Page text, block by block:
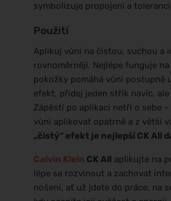
symbolizuje propojení a
Použití
Aplikuj vůni na čistou, suchou a
rovnoměrněji. Nejlépe funguje
pokožky pomáhá vůni postupně
efekt, přidej jeden střik navíc,
Zápěstí po aplikaci netři o sebe
vůni aplikovat opatrně a z větší
„čistý“ efekt je nejlepší CK All
Calvin Klein CK All aplikujte na
lépe se rozvinout a zachovat
nošení, ať už jdete do práce, na